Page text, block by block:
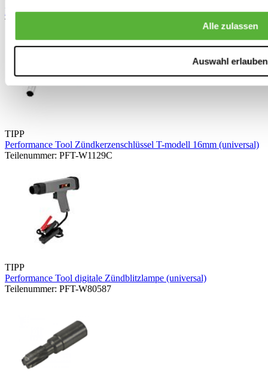
Alle zulassen
Auswahl erlauben
Performance Tool Zündfunke tester (universal)
Teilenummer: PFT-W86554
TIPP
Performance Tool Zündkerzenschlüssel T-modell 16mm (universal)
Teilenummer: PFT-W1129C
TIPP
Performance Tool digitale Zündblitzlampe (universal)
Teilenummer: PFT-W80587